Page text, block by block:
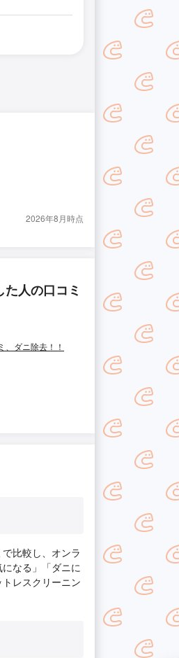
2026年8月時点
人の口コミ
ダニ除去！！
比較し、オンラ
なる」「ダニに
レスクリーニン